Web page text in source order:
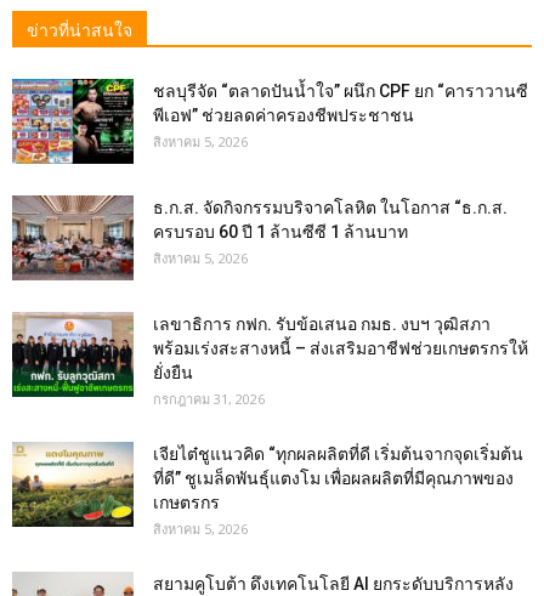
ข่าวที่น่าสนใจ
ชลบุรีจัด “ตลาดปันน้ำใจ” ผนึก CPF ยก “คาราวานซี
พีเอฟ” ช่วยลดค่าครองชีพประชาชน
สิงหาคม 5, 2026
ธ.ก.ส. จัดกิจกรรมบริจาคโลหิต ในโอกาส “ธ.ก.ส.
ครบรอบ 60 ปี 1 ล้านซีซี 1 ล้านบาท
สิงหาคม 5, 2026
เลขาธิการ กฟก. รับข้อเสนอ กมธ. งบฯ วุฒิสภา
พร้อมเร่งสะสางหนี้ – ส่งเสริมอาชีฟช่วยเกษตรกรให้
ยั่งยืน
กรกฎาคม 31, 2026
เจียไต๋ชูแนวคิด “ทุกผลผลิตที่ดี เริ่มต้นจากจุดเริ่มต้น
ที่ดี” ชูเมล็ดพันธุ์แตงโม เพื่อผลผลิตที่มีคุณภาพของ
เกษตรกร
สิงหาคม 5, 2026
สยามคูโบต้า ดึงเทคโนโลยี AI ยกระดับบริการหลัง